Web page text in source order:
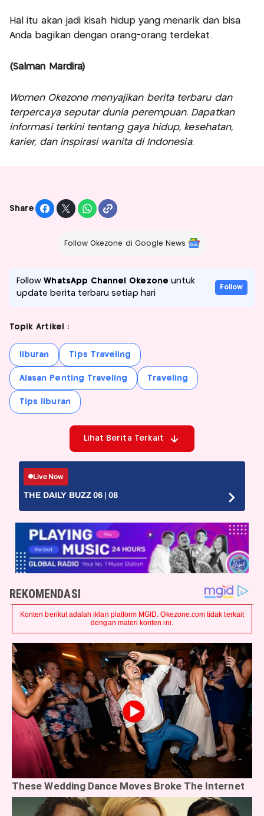
Hal itu akan jadi kisah hidup yang menarik dan bisa
Anda bagikan dengan orang-orang terdekat.
(Salman Mardira)
Women Okezone menyajikan berita terbaru dan
terpercaya seputar dunia perempuan. Dapatkan
informasi terkini tentang gaya hidup, kesehatan,
karier, dan inspirasi wanita di Indonesia.
Share
Follow Okezone di Google News
FollowWhatsApp Channel Okezone untuk
update berita terbaru setiap hari
Follow
Topik Artikel :
liburan Tips Traveling
Alasan Penting Traveling Traveling
Tips liburan
Lihat Berita Terkait
Live Now
THE DAILY BUZZ 06 | 08